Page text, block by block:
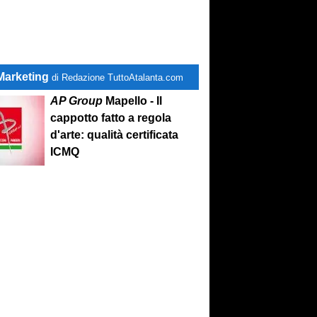
di Redazione TuttoAtalanta.com
AP Group Mapello - Il
cappotto fatto a regola
d'arte: qualità certificata
ICMQ